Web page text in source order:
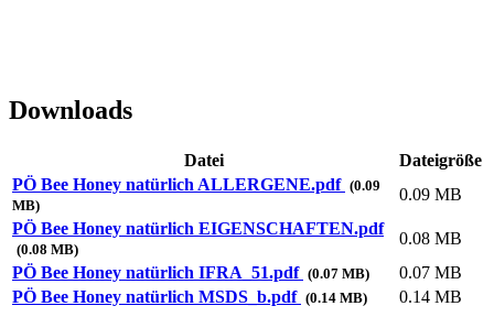
Downloads
Datei
Dateigröße
PÖ Bee Honey natürlich ALLERGENE.pdf (0.09
MB)
0.09 MB
PÖ Bee Honey natürlich EIGENSCHAFTEN.pdf
(0.08 MB)
0.08 MB
PÖ Bee Honey natürlich IFRA_51.pdf (0.07 MB)
0.07 MB
PÖ Bee Honey natürlich MSDS_b.pdf (0.14 MB) 0.14 MB